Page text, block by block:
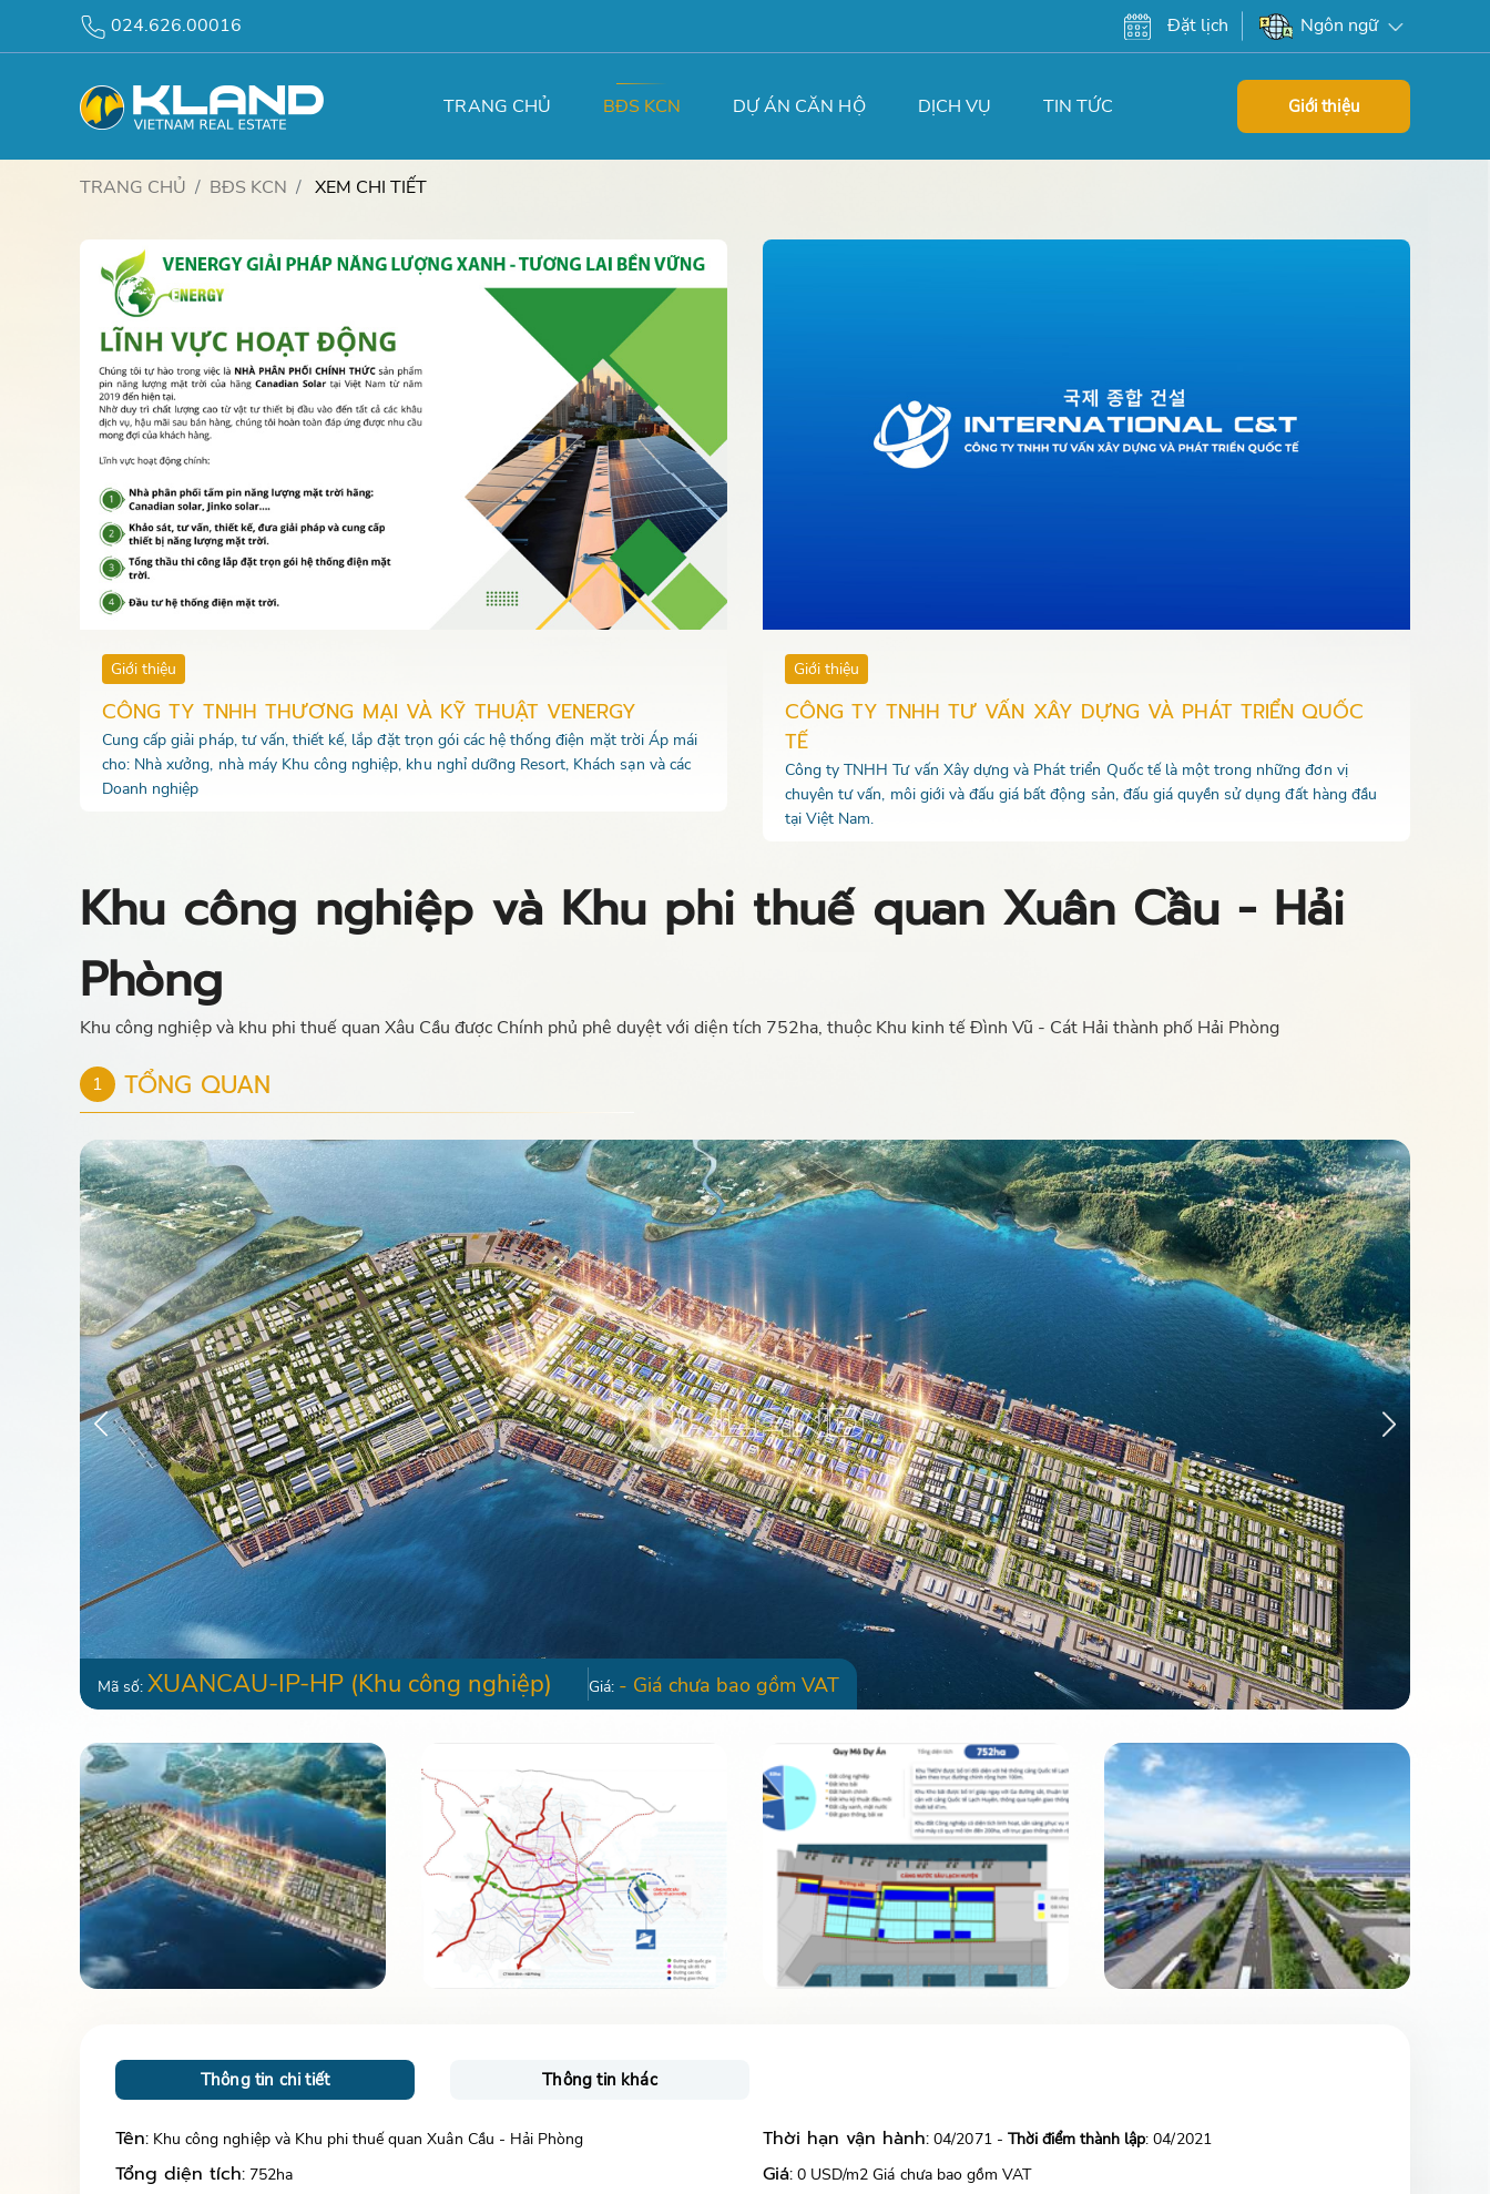
024.626.00016 Đặt lịch Ngôn ngữ
TRANG CHỦ BĐS KCN DỰ ÁN CĂN HỘ DỊCH VỤ TIN TỨC Giới thiệu
TRANG CHỦ BĐS KCN XEM CHI TIẾT
Giới thiệu
CÔNG TY TNHH THƯƠNG MẠI VÀ KỸ THUẬT VENERGY
Cung cấp giải pháp, tư vấn, thiết kế, lắp đặt trọn gói các hệ thống điện mặt trời Áp mái
cho: Nhà xưởng, nhà máy Khu công nghiệp, khu nghỉ dưỡng Resort, Khách sạn và các
Doanh nghiệp
Giới thiệu
CÔNG TY TNHH TƯ VẤN XÂY DỰNG VÀ PHÁT TRIỂN QUỐC
TẾ
Công ty TNHH Tư vấn Xây dựng và Phát triển Quốc tế là một trong những đơn vị
chuyên tư vấn, môi giới và đấu giá bất động sản, đấu giá quyền sử dụng đất hàng đầu
tại Việt Nam.
Khu công nghiệp và Khu phi thuế quan Xuân Cầu - Hải
Phòng
Khu công nghiệp và khu phi thuế quan Xâu Cầu được Chính phủ phê duyệt với diện tích 752ha, thuộc Khu kinh tế Đình Vũ - Cát Hải thành phố Hải Phòng
1 TỔNG QUAN
Mã số: XUANCAU-IP-HP (Khu công nghiệp) Giá: - Giá chưa bao gồm VAT
Thông tin chi tiết Thông tin khác
Tên: Khu công nghiệp và Khu phi thuế quan Xuân Cầu - Hải Phòng
Tổng diện tích: 752ha
Thời hạn vận hành: 04/2071 - Thời điểm thành lập: 04/2021
Giá: 0 USD/m2 Giá chưa bao gồm VAT